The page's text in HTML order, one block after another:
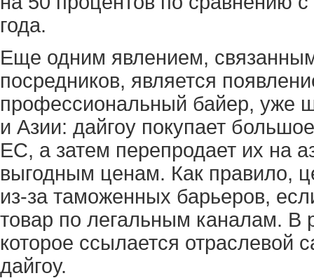
года.
Еще одним явлением,
посредников, является
профессиональный байер, уже
и Азии: дайгоу покупает
ЕС, а затем перепродает их на
выгодным ценам. Как правило,
из-за таможенных барьеров,
товар по легальным каналам. В
которое ссылается отраслевой
дайгоу.